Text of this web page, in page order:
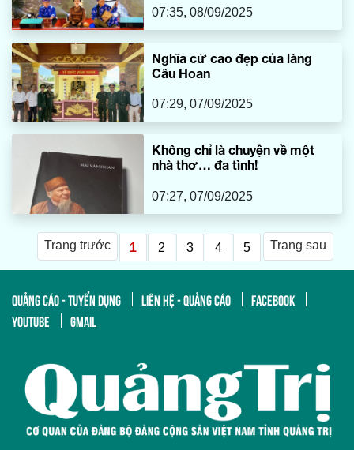
07:35, 08/09/2025
Nghĩa cử cao đẹp của làng
Câu Hoan
07:29, 07/09/2025
Không chỉ là chuyện về một
nhà thơ… đa tình!
07:27, 07/09/2025
Trang trước 1 2 3 4 5 Trang sau
QUẢNG CÁO - TUYỂN DỤNG LIÊN HỆ - QUẢNG CÁO
FACEBOOK
YOUTUBE
GMAIL